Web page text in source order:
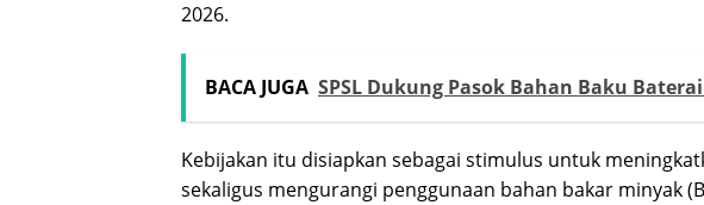
2026.
BACA JUGA SPSL Dukung Pasok Bahan Baku
Kebijakan itu disiapkan sebagai stimulus untuk
sekaligus mengurangi penggunaan bahan bakar minyak